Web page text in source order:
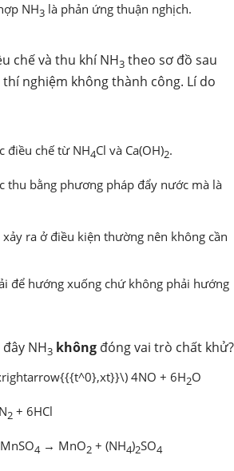
NH3 là phản ứng thuận nghịch.
chế và thu khí NH3 theo sơ đồ sau
nghiệm không thành công. Lí do
điều chế từ NH4Cl và Ca(OH)2.
thu bằng phương pháp đẩy nước mà là
ra ở điều kiện thường nên không cần
để hướng xuống chứ không phải hướng
NH3 không đóng vai trò chất khử?
4NO + 6H2O
2 + 6HCl
4 → MnO2 + (NH4)2SO4